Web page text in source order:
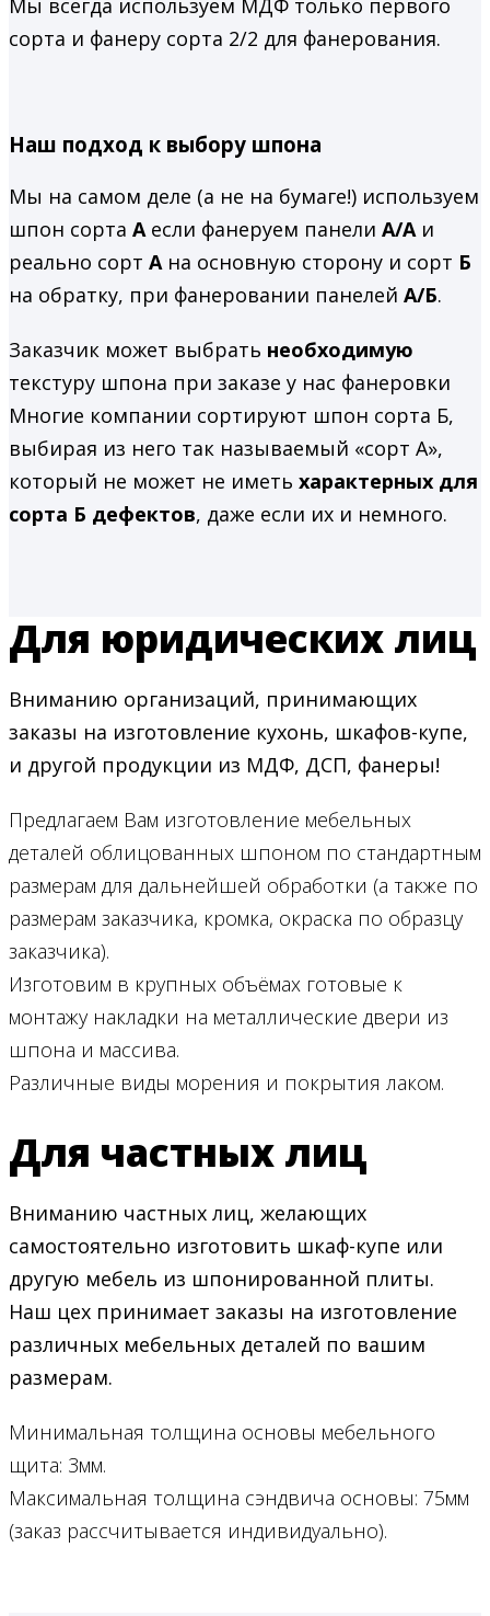
Мы всегда используем МДФ только первого
сорта и фанеру сорта 2/2 для фанерования.
Наш подход к выбору шпона
Мы на самом деле (а не на бумаге!) используем
шпон сорта Аесли фанеруем панели А/Аи
реально сорт Ана основную сторону и сорт Б
на обратку, при фанеровании панелей А/Б.
Заказчик может выбрать необходимую
текстуру шпона при заказе у нас фанеровки
Многие компании сортируют шпон сорта Б,
выбирая из него так называемый «сорт А»,
который не может не иметь характерных для
сорта Б дефектов, даже если их и немного.
Для юридических лиц
Вниманию организаций, принимающих
заказы на изготовление кухонь, шкафов-купе,
и другой продукции из МДФ, ДСП, фанеры!
Предлагаем Вам изготовление мебельных
деталей облицованных шпоном по стандартным
размерам для дальнейшей обработки (а также по
размерам заказчика, кромка, окраска по образцу
заказчика).
Изготовим в крупных объёмах готовые к
монтажу накладки на металлические двери из
шпона и массива.
Различные виды морения и покрытия лаком.
Для частных лиц
Вниманию частных лиц, желающих
самостоятельно изготовить шкаф-купе или
другую мебель из шпонированной плиты.
Наш цех принимает заказы на изготовление
различных мебельных деталей по вашим
размерам.
Минимальная толщина основы мебельного
щита: 3мм.
Максимальная толщина сэндвича основы: 75мм
(заказ рассчитывается индивидуально).